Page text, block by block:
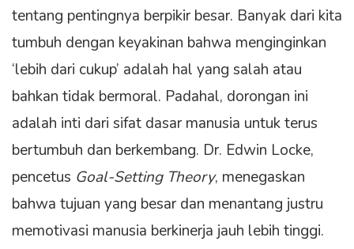
tentang pentingnya berpikir besar. Banyak dari kita
tumbuh dengan keyakinan bahwa menginginkan
‘lebih dari cukup’ adalah hal yang salah atau
bahkan tidak bermoral. Padahal, dorongan ini
adalah inti dari sifat dasar manusia untuk terus
bertumbuh dan berkembang. Dr. Edwin Locke,
pencetus Goal-Setting Theory, menegaskan
bahwa tujuan yang besar dan menantang justru
memotivasi manusia berkinerja jauh lebih tinggi.